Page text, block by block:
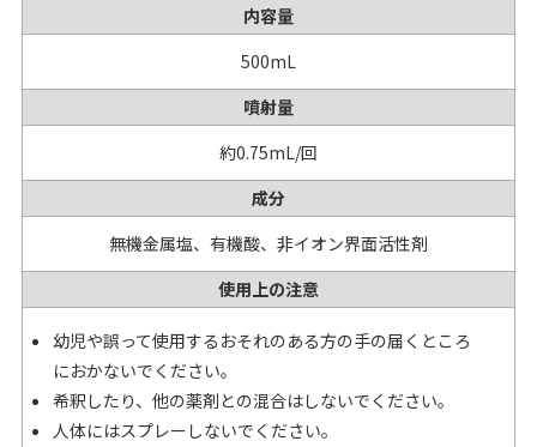
内容量
500mL
噴射量
約0.75mL/回
成分
無機金属塩、有機酸、非イオン界面活性剤
使用上の注意
幼児や誤って使用するおそれのある方の手の届くところ
におかないでください。
希釈したり、他の薬剤との混合はしないでください。
人体にはスプレーしないでください。